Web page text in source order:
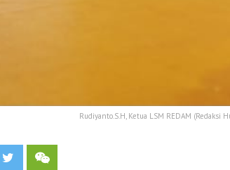
Rudiyanto.S.H, Ketua LSM REDAM